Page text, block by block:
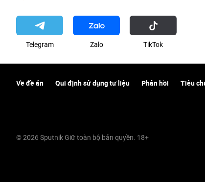
Telegram Zalo ТikТоk
Về đề án Qui định sử dụng tư liệu Phản hồi Tiêu
© 2026 Sputnik Giữ toàn bộ bản quyền. 18+